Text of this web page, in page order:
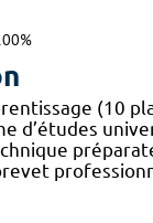
(10
d’études